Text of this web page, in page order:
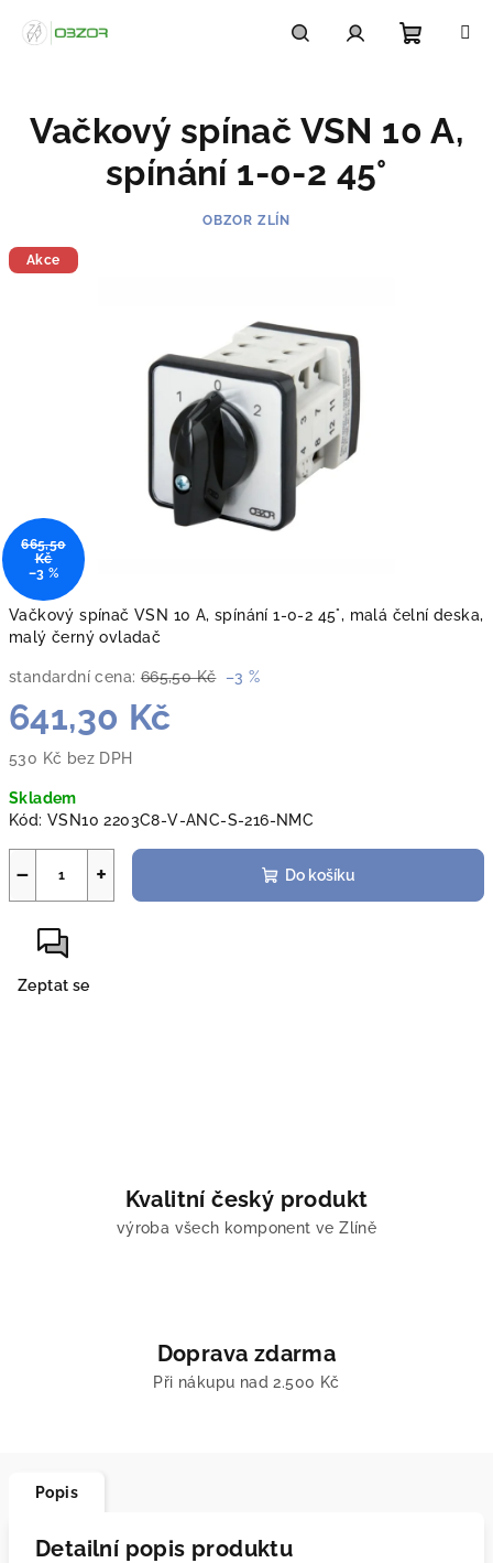
košík
Vačkový spínač VSN 10 A, spínání 1-0-2 45°, malá čelní deska,
malý černý ovladač
standardní cena: 665,50 Kč –3 %
641,30 Kč
530 Kč bez DPH
cena:
Skladem
Kód: VSN10 2203C8-V-ANC-S-216-NMC
+
− Do košíku
Zeptat se
Vačkový spínač VSN 10 A,
spínání 1-0-2 45°
OBZOR ZLÍN
Akce
665,50
Kč
–3 %
Kvalitní český produkt
výroba všech komponent ve Zlíně
Doprava zdarma
Při nákupu nad 2.500 Kč
Popis
Detailní popis produktu